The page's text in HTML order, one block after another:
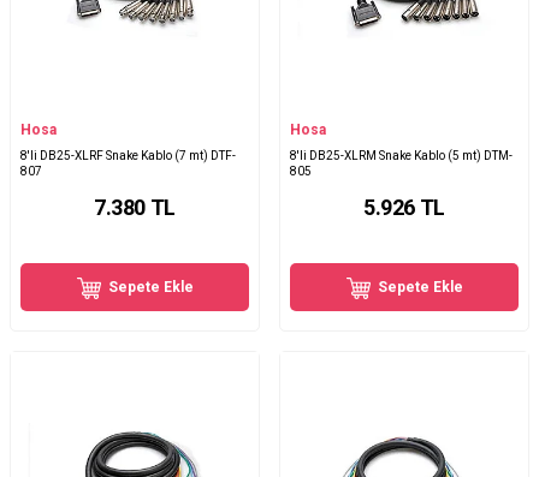
Hosa
8'li DB25-XLRF Snake Kablo (7 mt) DTF-
807
7.380 TL
Sepete Ekle
Hosa
8'li DB25-XLRM Snake Kablo (5 mt) DTM-
805
5.926 TL
Sepete Ekle